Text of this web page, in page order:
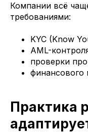
Компании всё
требованиями:
KYC (Know
AML-
проверки
финансового
Практика